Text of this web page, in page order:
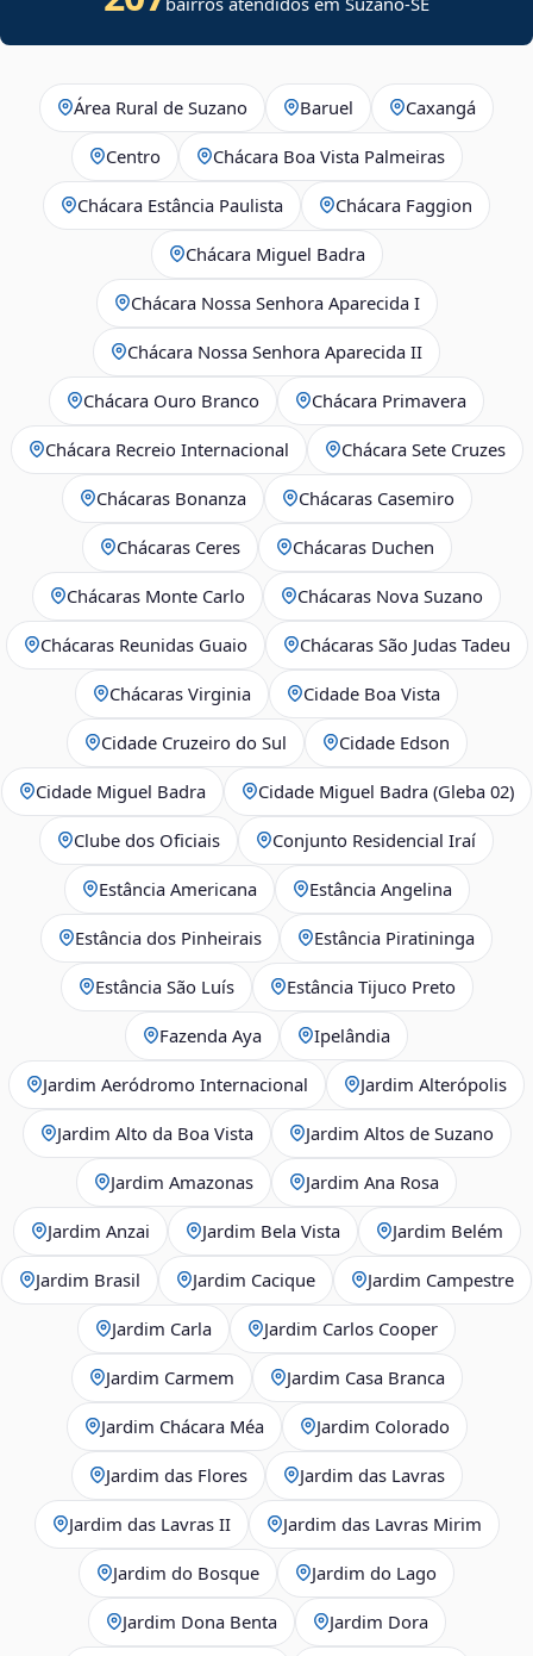
Área Rural de Suzano Baruel Caxangá
Centro Chácara Boa Vista Palmeiras
Chácara Estância Paulista Chácara Faggion
Chácara Miguel Badra
Chácara Nossa Senhora Aparecida I
Chácara Nossa Senhora Aparecida II
Chácara Ouro Branco Chácara Primavera
Chácara Recreio Internacional Chácara Sete Cruzes
Chácaras Bonanza Chácaras Casemiro
Chácaras Ceres Chácaras Duchen
Chácaras Monte Carlo Chácaras Nova Suzano
Chácaras Reunidas Guaio Chácaras São Judas Tadeu
Chácaras Virginia Cidade Boa Vista
Cidade Cruzeiro do Sul Cidade Edson
Cidade Miguel Badra Cidade Miguel Badra (Gleba 02)
Clube dos Oficiais Conjunto Residencial Iraí
Estância Americana Estância Angelina
Estância dos Pinheirais Estância Piratininga
Estância São Luís Estância Tijuco Preto
Fazenda Aya Ipelândia
Jardim Aeródromo Internacional Jardim Alterópolis
Jardim Alto da Boa Vista Jardim Altos de Suzano
Jardim Amazonas Jardim Ana Rosa
Jardim Anzai Jardim Bela Vista Jardim Belém
Jardim Brasil Jardim Cacique Jardim Campestre
Jardim Carla Jardim Carlos Cooper
Jardim Carmem Jardim Casa Branca
Jardim Chácara Méa Jardim Colorado
Jardim das Flores Jardim das Lavras
Jardim das Lavras II Jardim das Lavras Mirim
Jardim do Bosque Jardim do Lago
Jardim Dona Benta Jardim Dora